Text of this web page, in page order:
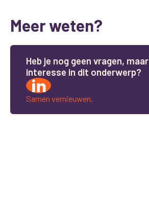
Meer weten?
Heb je nog geen vragen, maar
interesse in dit onderwerp?
Samen vernieuwen.